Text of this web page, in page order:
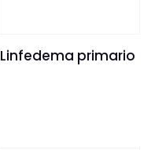
Linfedema primario